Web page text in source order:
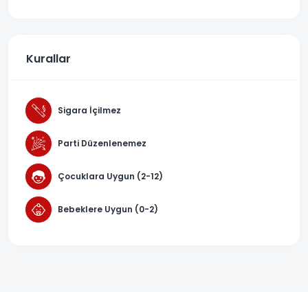
Kurallar
Sigara İçilmez
Parti Düzenlenemez
Çocuklara Uygun (2-12)
Bebeklere Uygun (0-2)